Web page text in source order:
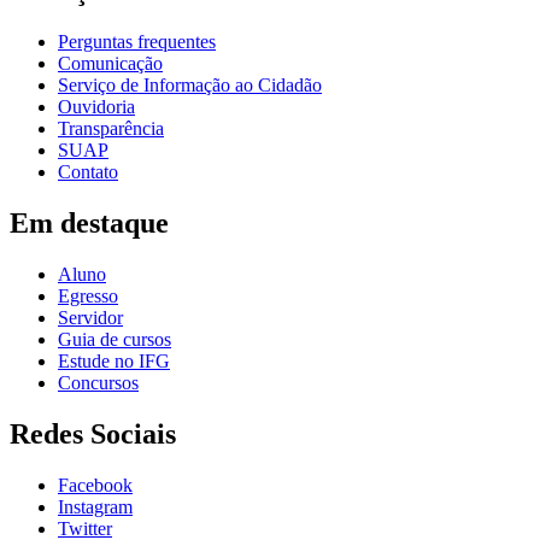
Perguntas frequentes
Comunicação
Serviço de Informação ao Cidadão
Ouvidoria
Transparência
SUAP
Contato
Em destaque
Aluno
Egresso
Servidor
Guia de cursos
Estude no IFG
Concursos
Redes Sociais
Facebook
Instagram
Twitter